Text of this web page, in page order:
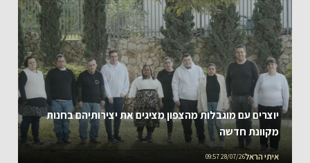
המשפחה במוקדי פעילות, מצפון ועד דרום ראשון עד
חמישי 09-14 באוגוסט 2026
יוצרים עם מוגבלות מהצפון מציגים את יצירותיהם בחנות
מקוונת חדשה
איתי הראל28/07/26 09:57